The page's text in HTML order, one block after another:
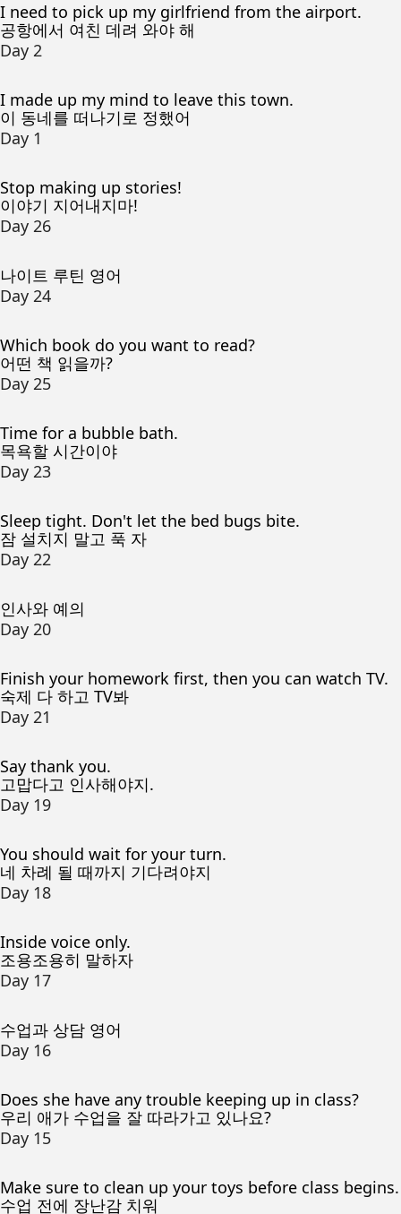
I need to pick up my girlfriend from the airport.
공항에서 여친 데려 와야 해
Day 2
I made up my mind to leave this town.
이 동네를 떠나기로 정했어
Day 1
Stop making up stories!
이야기 지어내지마!
Day 26
나이트 루틴 영어
Day 24
Which book do you want to read?
어떤 책 읽을까?
Day 25
Time for a bubble bath.
목욕할 시간이야
Day 23
Sleep tight. Don't let the bed bugs bite.
잠 설치지 말고 푹 자
Day 22
인사와 예의
Day 20
Finish your homework first, then you can watch TV.
숙제 다 하고 TV봐
Day 21
Say thank you.
고맙다고 인사해야지.
Day 19
You should wait for your turn.
네 차례 될 때까지 기다려야지
Day 18
Inside voice only.
조용조용히 말하자
Day 17
수업과 상담 영어
Day 16
Does she have any trouble keeping up in class?
우리 애가 수업을 잘 따라가고 있나요?
Day 15
Make sure to clean up your toys before class begins.
수업 전에 장난감 치워